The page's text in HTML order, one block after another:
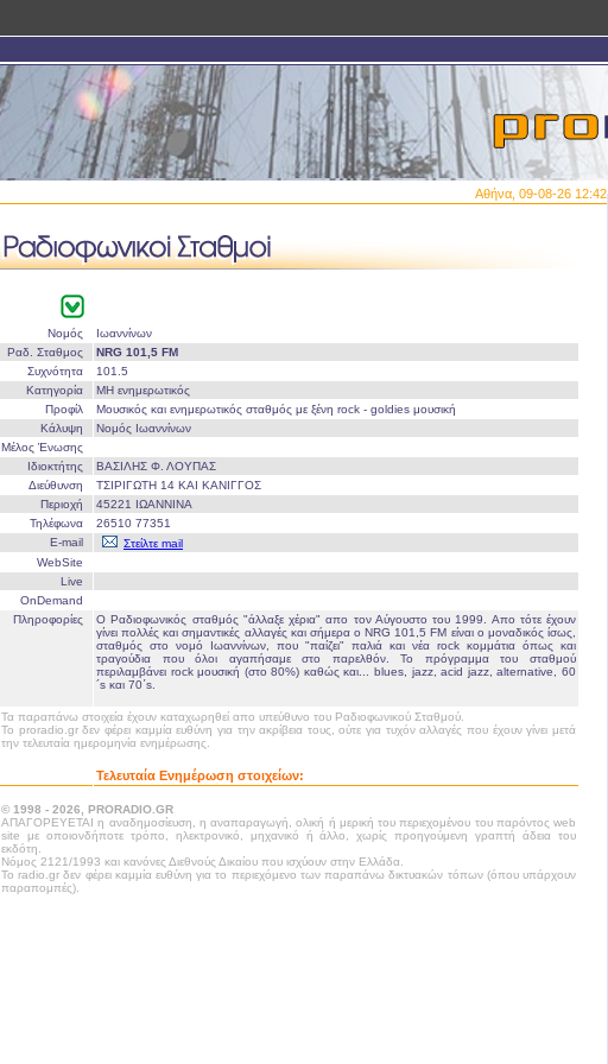
Αθήνα, 09-08-26 12:42
Νομός
Ιωαννίνων
Ραδ. Σταθμος
NRG 101,5 FM
Συχνότητα
101.5
Κατηγορία
ΜΗ ενημερωτικός
Προφίλ
Μουσικός και ενημερωτικός σταθμός με ξένη rock - goldies μουσική
Κάλυψη
Νομός Ιωαννίνων
Μέλος Ένωσης
Ιδιοκτήτης
ΒΑΣΙΛΗΣ Φ. ΛΟΥΠΑΣ
Διεύθυνση
ΤΣΙΡΙΓΩΤΗ 14 ΚΑΙ ΚΑΝΙΓΓΟΣ
Περιοχή
45221 ΙΩΑΝΝΙΝΑ
Τηλέφωνα
26510 77351
E-mail
Στείλτε mail
WebSite
Live
OnDemand
Πληροφορίες
Ο Ραδιοφωνικός σταθμός "άλλαξε χέρια" απο τον Αύγουστο του 1999. Απο τότε έχουν
γίνει πολλές και σημαντικές αλλαγές και σήμερα ο NRG 101,5 FM είναι ο μοναδικός ίσως,
σταθμός στο νομό Ιωαννίνων, που "παίζει" παλιά και νέα rock κομμάτια όπως και
τραγούδια που όλοι αγαπήσαμε στο παρελθόν. Το πρόγραμμα του σταθμού
περιλαμβάνει rock μουσική (στο 80%) καθώς και... blues, jazz, acid jazz, alternative, 60
´s και 70΄s.
Τα παραπάνω στοιχεία έχουν καταχωρηθεί απο υπεύθυνο του Ραδιοφωνικού Σταθμού.
Το proradio.gr δεν φέρει καμμία ευθύνη για την ακρίβεια τους, ούτε για τυχόν αλλαγές που έχουν γίνει μετά
την τελευταία ημερομηνία ενημέρωσης.
Τελευταία Ενημέρωση στοιχείων:
© 1998 - 2026, PRORADIO.GR
ΑΠΑΓΟΡΕΥΕΤΑΙ η αναδημοσίευση, η αναπαραγωγή, ολική ή μερική του περιεχομένου του παρόντος web
site με οποιονδήποτε τρόπο, ηλεκτρονικό, μηχανικό ή άλλο, χωρίς προηγούμενη γραπτή άδεια του
εκδότη.
Νόμος 2121/1993 και κανόνες Διεθνούς Δικαίου που ισχύουν στην Ελλάδα.
Το radio.gr δεν φέρει καμμία ευθύνη για το περιεχόμενο των παραπάνω δικτυακών τόπων (όπου υπάρχουν
παραπομπές).